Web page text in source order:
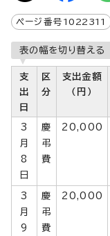
ページ番号 1022311
表の幅を切り替える
支
出
日
区
分
支出金額
（円）
3
月
8
日
慶
弔
費
20,000
3
月
9
慶
弔
費
20,000